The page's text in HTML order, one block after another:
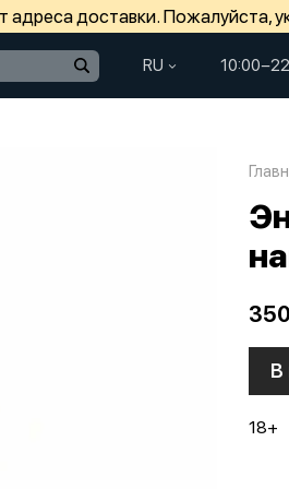
адреса доставки. Пожалуйста,
RU
В
18+